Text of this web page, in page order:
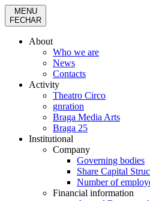
MENU
FECHAR
About
Who we are
News
Contacts
Activity
Theatro Circo
gnration
Braga Media Arts
Braga 25
Institutional
Company
Governing bodies
Share Capital
Number of
Financial information